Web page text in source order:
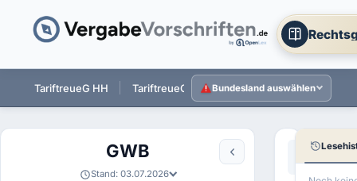
TariftreueG HH TariftreueG NI TariftreueG HE
Bundesland auswählen
GWB
Stand: 03.07.2026
Aa